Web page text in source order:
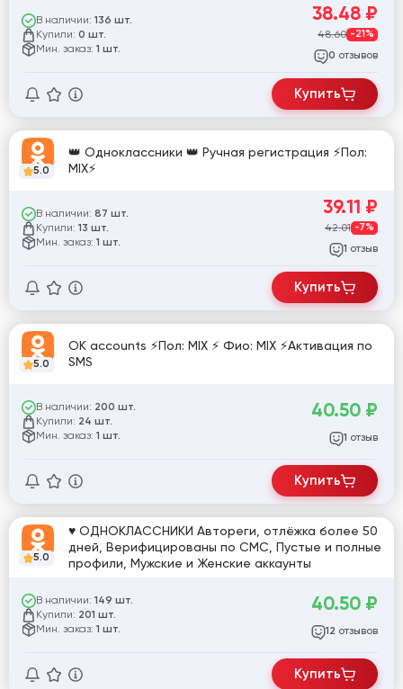
В наличии: 136 шт.
Купили: 0 шт.
Мин. заказ: 1 шт.
38.48 ₽
48.60 -21%
0 отзывов
Купить
5.0
👑 Одноклассники 👑 Ручная регистрация ⚡Пол:
MIX⚡
В наличии: 87 шт.
Купили: 13 шт.
Мин. заказ: 1 шт.
39.11 ₽
42.01 -7%
1 отзыв
Купить
5.0
ОК accounts ⚡Пол: MIX ⚡ Фио: MIX ⚡Активация по
SMS
В наличии: 200 шт.
Купили: 24 шт.
Мин. заказ: 1 шт.
40.50 ₽
1 отзыв
Купить
5.0
♥ ОДНОКЛАССНИКИ Автореги, отлёжка более 50
дней, Верифицированы по СМС, Пустые и полные
профили, Мужские и Женские аккаунты
В наличии: 149 шт.
Купили: 201 шт.
Мин. заказ: 1 шт.
40.50 ₽
12 отзывов
Купить